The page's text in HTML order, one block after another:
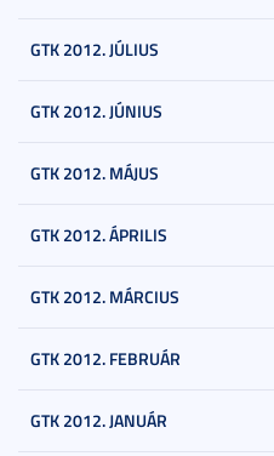
GTK 2012. JÚLIUS
GTK 2012. JÚNIUS
GTK 2012. MÁJUS
GTK 2012. ÁPRILIS
GTK 2012. MÁRCIUS
GTK 2012. FEBRUÁR
GTK 2012. JANUÁR